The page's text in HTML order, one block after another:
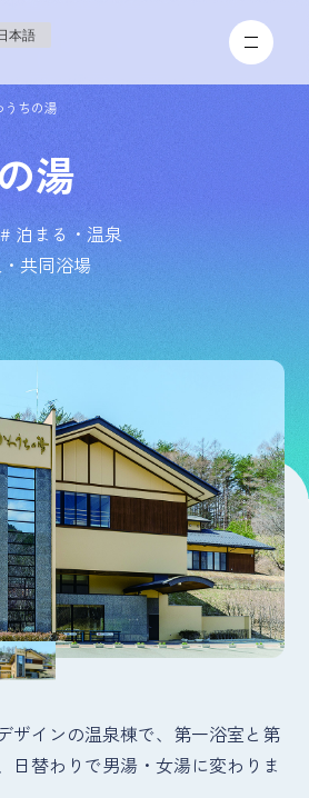
本語
うちの湯
湯
# 泊まる・温泉
共同浴場
ザインの温泉棟で、第一浴室と第
日替わりで男湯・女湯に変わりま